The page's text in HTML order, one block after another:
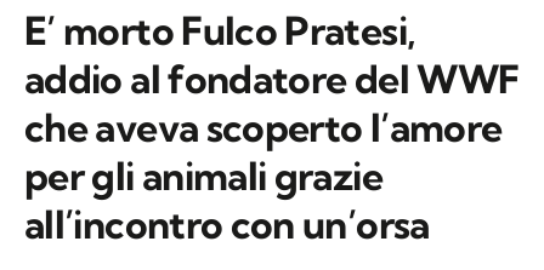
E’ morto Fulco Pratesi,
addio al fondatore del WWF
che aveva scoperto l’amore
per gli animali grazie
all’incontro con un’orsa